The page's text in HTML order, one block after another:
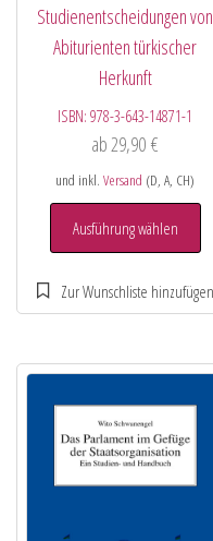
Studienentscheidungen von
Abiturienten türkischer
Herkunft
ISBN:978-3-643-14871-1
ab29,90€
und inkl.Versand (D, A, CH)
Ausführung wählen